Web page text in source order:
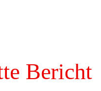
Bericht